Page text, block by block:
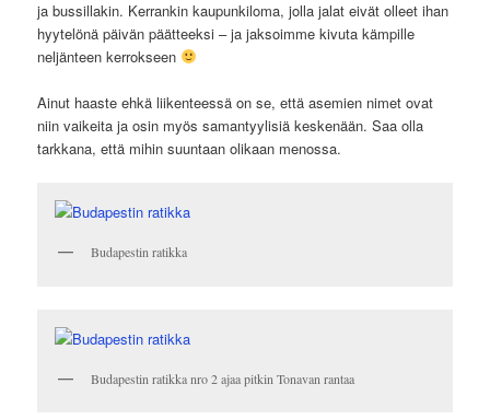
ja bussillakin. Kerrankin kaupunkiloma, jolla jalat eivät olleet ihan
hyytelönä päivän päätteeksi – ja jaksoimme kivuta kämpille
neljänteen kerrokseen
Ainut haaste ehkä liikenteessä on se, että asemien nimet ovat
niin vaikeita ja osin myös samantyylisiä keskenään. Saa olla
tarkkana, että mihin suuntaan olikaan menossa.
Budapestin ratikka
Budapestin ratikka nro 2 ajaa pitkin Tonavan rantaa